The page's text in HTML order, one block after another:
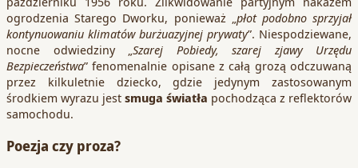
ogrodzenia Starego Dworku, ponieważ „płot podobno sprzyjał
kontynuowaniu klimatów burżuazyjnej prywaty”. Niespodziewane,
nocne odwiedziny „Szarej Pobiedy, szarej zjawy Urzędu
Bezpieczeństwa” fenomenalnie opisane z całą grozą odczuwaną
przez kilkuletnie dziecko, gdzie jedynym zastosowanym
środkiem wyrazu jest smuga światła pochodząca z reflektorów
samochodu.
Poezja czy proza?